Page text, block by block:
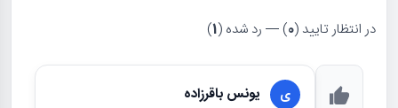
در انتظار تایید (0) — رد شده (1
)
ی یونس باقرزاده